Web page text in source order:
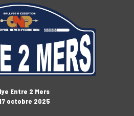
Entre 2 Mers
octobre 2025